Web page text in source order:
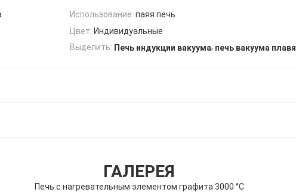
Использование: паяя печь
Цвет: Индивидуальные
Выделить: Печь индукции вакуума, печь вакуума плавя
ГАЛЕРЕЯ
Печь с нагревательным элементом графита 3000 °C